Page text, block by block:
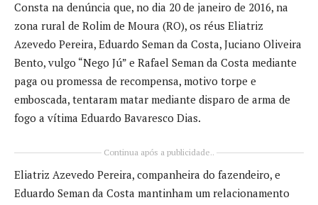
Consta na denúncia que, no dia 20 de janeiro de 2016, na
zona rural de Rolim de Moura (RO), os réus Eliatriz
Azevedo Pereira, Eduardo Seman da Costa, Juciano Oliveira
Bento, vulgo “Nego Jú” e Rafael Seman da Costa mediante
paga ou promessa de recompensa, motivo torpe e
emboscada, tentaram matar mediante disparo de arma de
fogo a vítima Eduardo Bavaresco Dias.
Continua após a publicidade..
Eliatriz Azevedo Pereira, companheira do fazendeiro, e
Eduardo Seman da Costa mantinham um relacionamento